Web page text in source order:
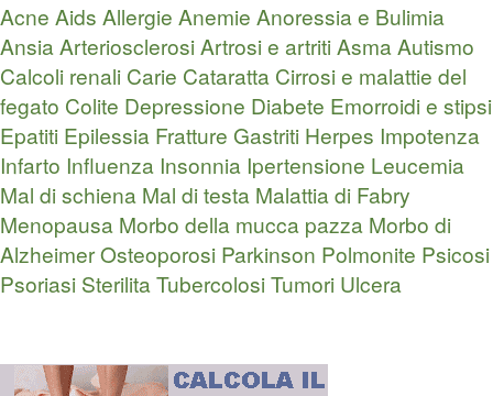
Acne Aids Allergie Anemie Anoressia e Bulimia
AnsiaArteriosclerosiArtrosi e artritiAsmaAutismo
Calcoli renali Carie Cataratta Cirrosi e malattie del
fegato Colite Depressione Diabete Emorroidi e stipsi
Epatiti Epilessia Fratture Gastriti Herpes Impotenza
Infarto Influenza Insonnia Ipertensione Leucemia
Mal di schiena Mal di testa Malattia di Fabry
Menopausa Morbo della mucca pazza Morbo di
AlzheimerOsteoporosi Parkinson Polmonite Psicosi
Psoriasi SterilitaTubercolosiTumori Ulcera